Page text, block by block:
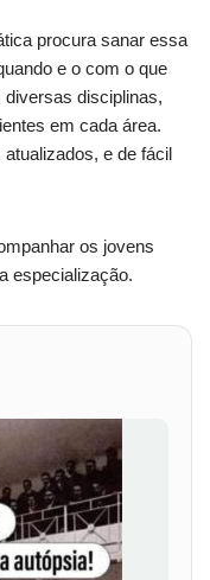
procura sanar essa
e o com o que
disciplinas,
em cada área.
e de fácil
os jovens
especialização.